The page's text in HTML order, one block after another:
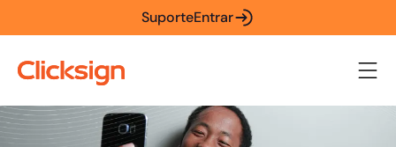
SuporteEntrar